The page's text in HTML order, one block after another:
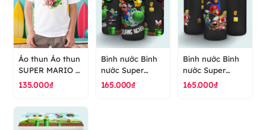
Áo thun Áo thun
SUPER MARIO -
GAME - áo thun
135.000₫
Bình nước Bình
nước Super
Mario phiêu lưu -
165.000₫
Bình nước Bình
nước Super
Mario giải cứu
165.000₫